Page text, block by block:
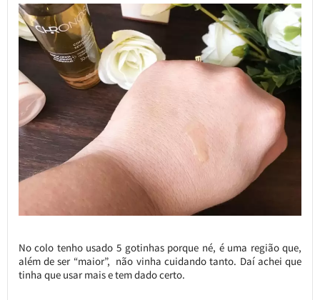
No colo tenho usado 5 gotinhas porque né, é uma região que,
além de ser “maior”, não vinha cuidando tanto. Daí achei que
tinha que usar mais e tem dado certo.